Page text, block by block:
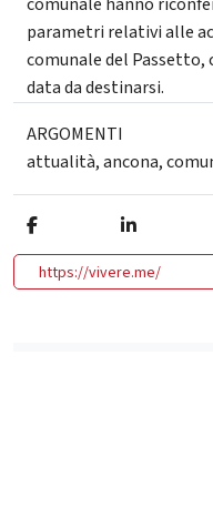
parametri relativi alle
comunale del Passetto,
data da destinarsi.
ARGOMENTI
attualità,ancona,
https://vivere.me/